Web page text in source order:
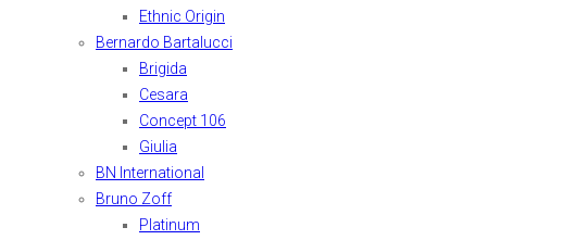
Ethnic Origin
Bernardo Bartalucci
Brigida
Cesara
Concept 106
Giulia
BN International
Bruno Zoff
Platinum